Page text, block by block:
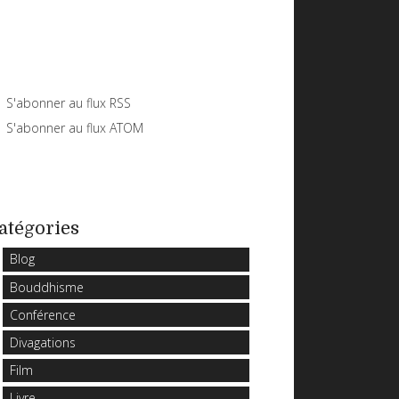
S'abonner au flux RSS
S'abonner au flux ATOM
Blog
Bouddhisme
Conférence
Divagations
Film